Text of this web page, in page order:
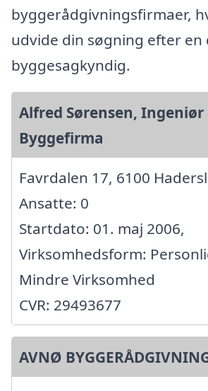
byggerådgivningsfirmaer,
udvide din søgning efter en
byggesagkyndig.
Alfred Sørensen, Ingeniør
Byggefirma
Favrdalen 17, 6100
Ansatte: 0
Startdato: 01. maj 2006,
Virksomhedsform:
Mindre Virksomhed
CVR: 29493677
AVNØ